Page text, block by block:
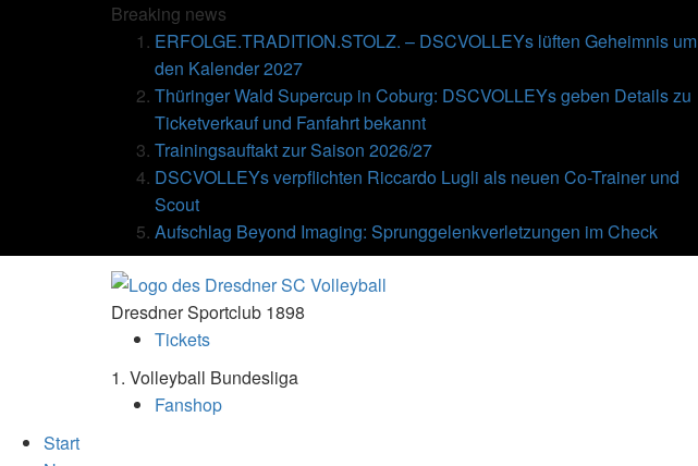
Breaking news
ERFOLGE.TRADITION.STOLZ. – DSCVOLLEYs lüften Geheimnis um
den Kalender 2027
Thüringer Wald Supercup in Coburg: DSCVOLLEYs geben Details zu
Ticketverkauf und Fanfahrt bekannt
Trainingsauftakt zur Saison 2026/27
DSCVOLLEYs verpflichten Riccardo Lugli als neuen Co-Trainer und
Scout
Aufschlag Beyond Imaging: Sprunggelenkverletzungen im Check
Dresdner Sportclub 1898
Tickets
1. Volleyball Bundesliga
Fanshop
Start